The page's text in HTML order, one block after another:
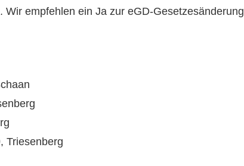
empfehlen ein Ja zur eGD-Gesetzesänderung
Triesenberg